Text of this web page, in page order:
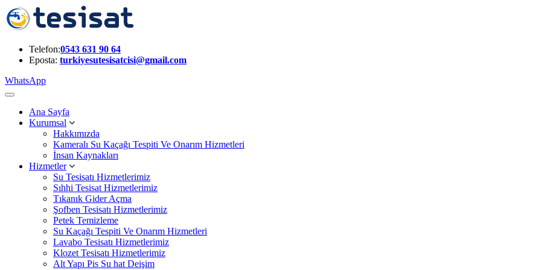
Telefon:0543 631 90 64
Eposta: turkiyesutesisatcisi@gmail.com
WhatsApp
Ana Sayfa
Kurumsal
Hakkımızda
Kameralı Su Kaçağı Tespiti Ve Onarım Hizmetleri
İnsan Kaynakları
Hizmetler
Su Tesisatı Hizmetlerimiz
Sıhhi Tesisat Hizmetlerimiz
Tıkanık Gider Açma
Şofben Tesisatı Hizmetlerimiz
Petek Temizleme
Su Kaçağı Tespiti Ve Onarım Hizmetleri
Lavabo Tesisatı Hizmetlerimiz
Klozet Tesisatı Hizmetlerimiz
Alt Yapı Pis Su hat Deişim